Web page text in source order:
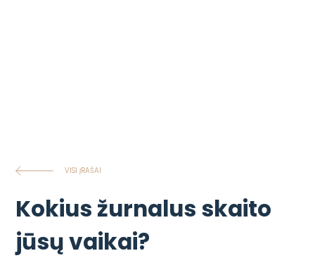
VISI ĮRAŠAI
Kokius žurnalus skaito
jūsų vaikai?